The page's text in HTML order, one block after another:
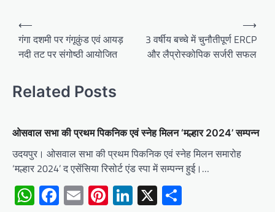
Post
navigation
⟵
गंगा दशमी पर गंगूकुंड एवं आयड़
नदी तट पर संगोष्ठी आयोजित
3 वर्षीय बच्चे में चुनौतीपूर्ण ERCP
और लैप्रोस्कोपिक सर्जरी सफल
⟶
Related Posts
ओसवाल सभा की प्रथम पिकनिक एवं स्नेह मिलन ‘मल्हार 2024’ सम्पन्न
उदयपुर। ओसवाल सभा की प्रथम पिकनिक एवं स्नेह मिलन समारोह
‘मल्हार 2024’ द एसेंसिया रिसोर्ट एंड स्पा में सम्पन्न हुई।…
WhatsApp
Facebook
EmailPinterest
LinkedIn
X